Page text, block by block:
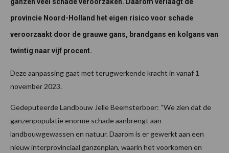
provincie Noord-Holland het eigen risico voor schade
veroorzaakt door de grauwe gans, brandgans en kolgans van
twintig naar vijf procent.
Deze aanpassing gaat met terugwerkende kracht in vanaf 1
november 2023.
Gedeputeerde Landbouw Jelle Beemsterboer: “We zien dat de
ganzenpopulatie enorme schade aanbrengt aan
landbouwgewassen en natuur. Daarom is er gewerkt aan een
nieuw interprovinciaal ganzenplan, waarin het voorkomen en